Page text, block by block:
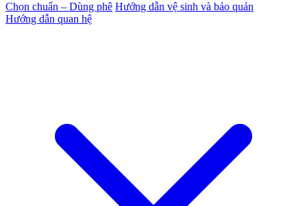
Chọn chuẩn – Dùng phê Hướng dẫn vệ sinh và bảo quản
Hướng dẫn quan hệ